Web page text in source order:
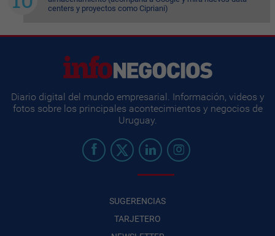
centers y proyectos como Cipriani)
Diario digital del mundo empresarial. Información, videos y
fotos sobre los principales acontecimientos y negocios de
Uruguay.
SUGERENCIAS
TARJETERO